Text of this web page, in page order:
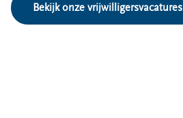
Bekijk onze vrijwilligersvacatures